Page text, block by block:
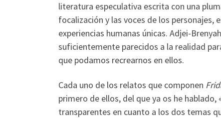
literatura especulativa escrita con una
focalización y las voces de los
experiencias humanas únicas. Adjei-
suficientemente parecidos a la realidad
que podamos recrearnos en ellos.
Cada uno de los relatos que componen
primero de ellos, del que ya os he
transparentes en cuanto a los dos temas